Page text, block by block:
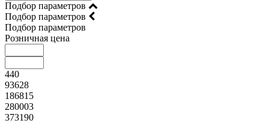
Подбор параметров
Подбор параметров
Подбор параметров
Розничная цена
440
93628
186815
280003
373190